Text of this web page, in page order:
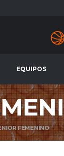
EQUIPOS
FEMENINO